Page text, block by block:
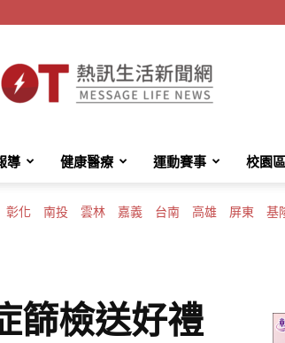
HotMessage
導 健康醫療 運動賽事 校園區
彰化 南投 雲林 嘉義 台南 高雄 屏東 基
篩檢送好禮